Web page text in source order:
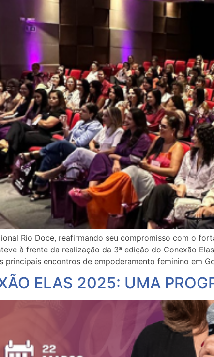
Rio Doce, reafirmando seu compromisso com o
à frente da realização da 3ª edição do Conexão
principais encontros de empoderamento feminino em
ELAS 2025: UMA